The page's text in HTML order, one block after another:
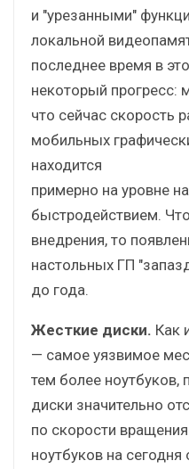
и "урезанными"
локальной
последнее время в
некоторый прогресс:
что сейчас скорость
мобильных
находится
примерно на уровне
быстродействием.
внедрения, то
настольных ГП
до года.
Жесткие диски. Как
— самое уязвимое
тем более
диски значительно
по скорости
ноутбуков на